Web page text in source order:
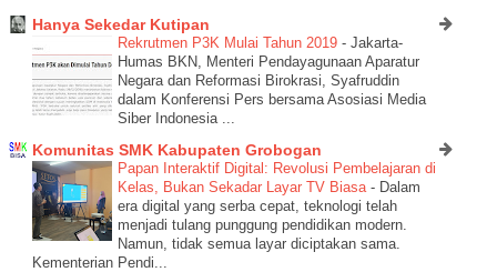
Hanya Sekedar Kutipan
Rekrutmen P3K Mulai Tahun 2019 - Jakarta-
Humas BKN, Menteri Pendayagunaan Aparatur
Negara dan Reformasi Birokrasi, Syafruddin
dalam Konferensi Pers bersama Asosiasi Media
Siber Indonesia ...
Komunitas SMK Kabupaten Grobogan
Papan Interaktif Digital: Revolusi Pembelajaran di
Kelas, Bukan Sekadar Layar TV Biasa - Dalam
era digital yang serba cepat, teknologi telah
menjadi tulang punggung pendidikan modern.
Namun, tidak semua layar diciptakan sama.
Kementerian Pendi...